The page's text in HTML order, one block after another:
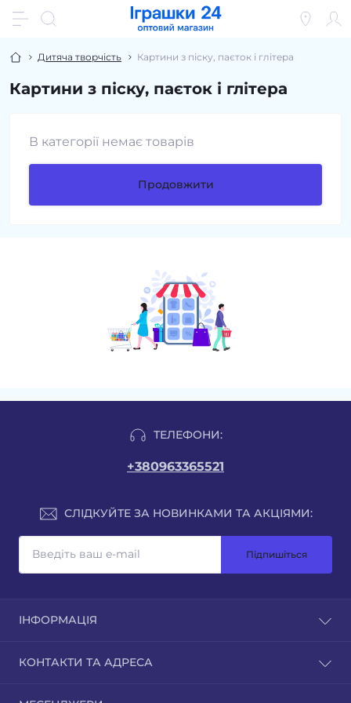
Дитяча творчість Картини з піску, паєток і глітера
Картини з піску, паєток і глітера
В категорії немає товарів
Продовжити
ТЕЛЕФОНИ:
+380963365521
СЛІДКУЙТЕ ЗА НОВИНКАМИ ТА АКЦІЯМИ:
Підпишіться
ІНФОРМАЦІЯ
КОНТАКТИ ТА АДРЕСА